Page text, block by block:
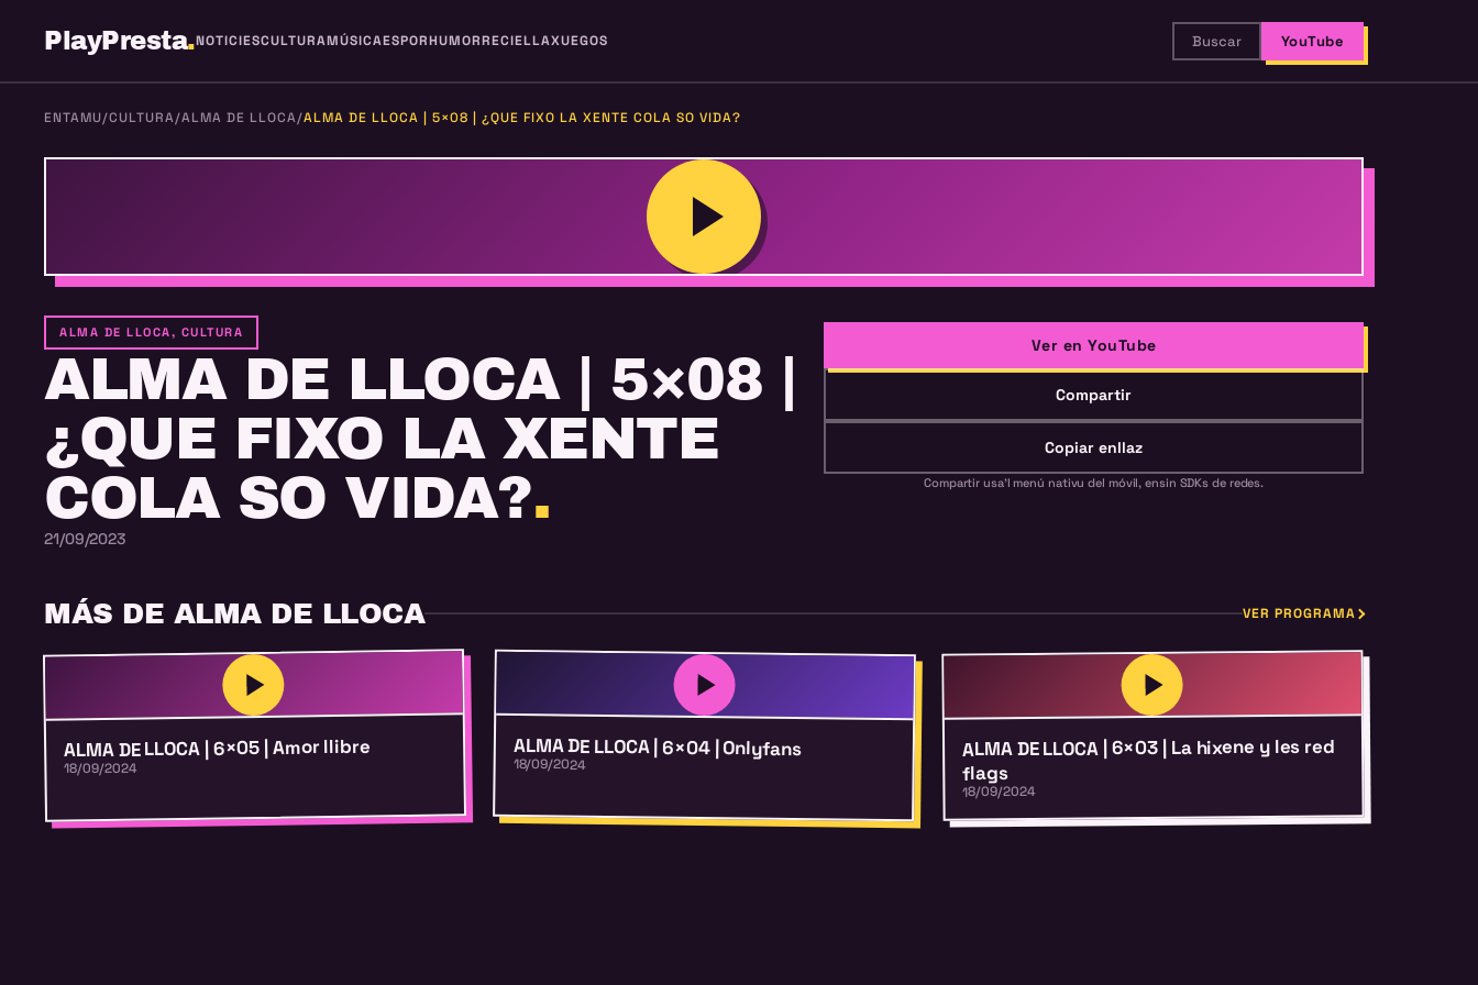
PlayPresta.NOTICIESCULTURAMÚSICAESPORHUMORRECIELLAXUEGOS Buscar YouTube
ENTAMU/CULTURA/ALMA DE LLOCA/ALMA DE LLOCA | 5×08 | ¿QUE FIXO LA XENTE COLA SO VIDA?
ALMA DE LLOCA, CULTURA
ALMA DE LLOCA | 5×08 |
¿QUE FIXO LA XENTE
COLA SO VIDA?.
21/09/2023
Ver en YouTube
Compartir
Copiar enllaz
Compartir usa'l menú nativu del móvil, ensin SDKs de redes.
MÁS DE ALMA DE LLOCA VER PROGRAMA
ALMA DE LLOCA | 6×05 | Amor llibre
18/09/2024
ALMA DE LLOCA | 6×04 | Onlyfans
18/09/2024
ALMA DE LLOCA | 6×03 | La hixene y les red
flags
18/09/2024